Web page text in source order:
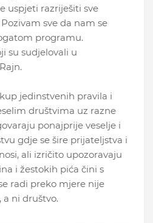
uspjeti razriješiti sve
sve da nam se
programu.
su sudjelovali u
jedinstvenih pravila i
društvima uz razne
ponajprije veselje i
gdje se šire prijateljstva i
ali izričito upozoravaju
i žestokih pića čini s
radi preko mjere nije
a ni društvo.